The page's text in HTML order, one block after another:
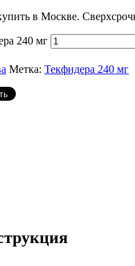
в Москве.
240 мг
Метка: Текфидера 240 мг